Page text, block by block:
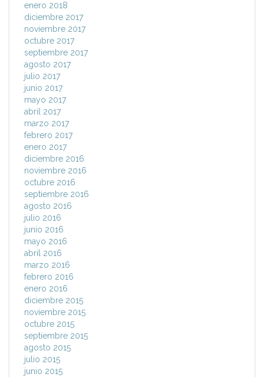
enero 2018
diciembre 2017
noviembre 2017
octubre 2017
septiembre 2017
agosto 2017
julio 2017
junio 2017
mayo 2017
abril 2017
marzo 2017
febrero 2017
enero 2017
diciembre 2016
noviembre 2016
octubre 2016
septiembre 2016
agosto 2016
julio 2016
junio 2016
mayo 2016
abril 2016
marzo 2016
febrero 2016
enero 2016
diciembre 2015
noviembre 2015
octubre 2015
septiembre 2015
agosto 2015
julio 2015
junio 2015